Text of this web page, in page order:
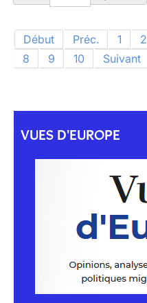
Début Préc. 1 2
8
9 10 Suivant
VUES D'EUROPE